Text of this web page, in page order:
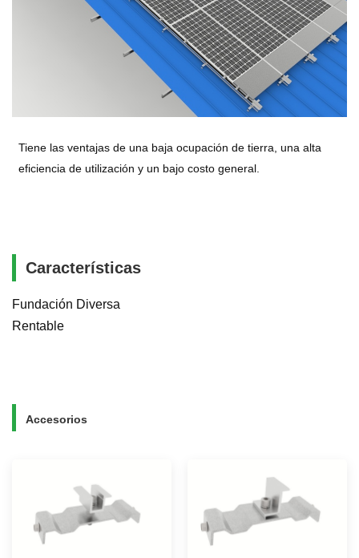
Tiene las ventajas de una baja ocupación de tierra, una alta
eficiencia de utilización y un bajo costo general.
Características
Fundación Diversa
Rentable
Accesorios